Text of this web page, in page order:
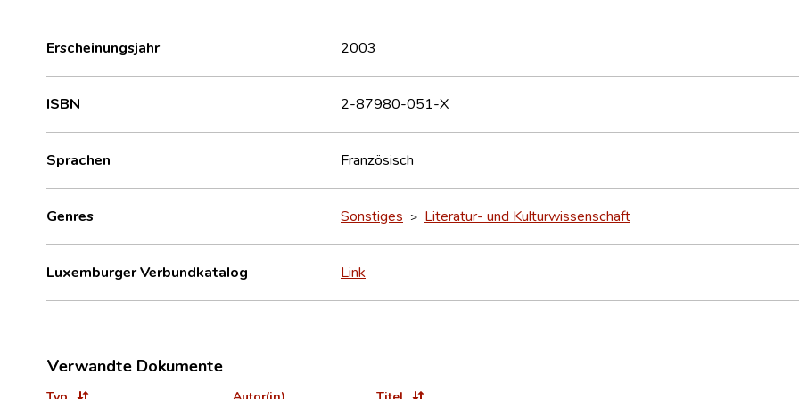
Erscheinungsjahr 2003
ISBN 2-87980-051-X
Sprachen Französisch
Genres Sonstiges > Literatur- und Kulturwissenschaft
Luxemburger Verbundkatalog Link
Verwandte Dokumente
Typ Autor(in) Titel